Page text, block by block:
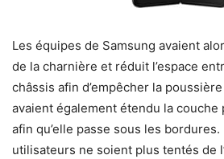
Les équipes de Samsung avaient
de la charnière et réduit l’espace
châssis afin d’empêcher la
avaient également étendu la couche
afin qu’elle passe sous les
utilisateurs ne soient plus tentés de